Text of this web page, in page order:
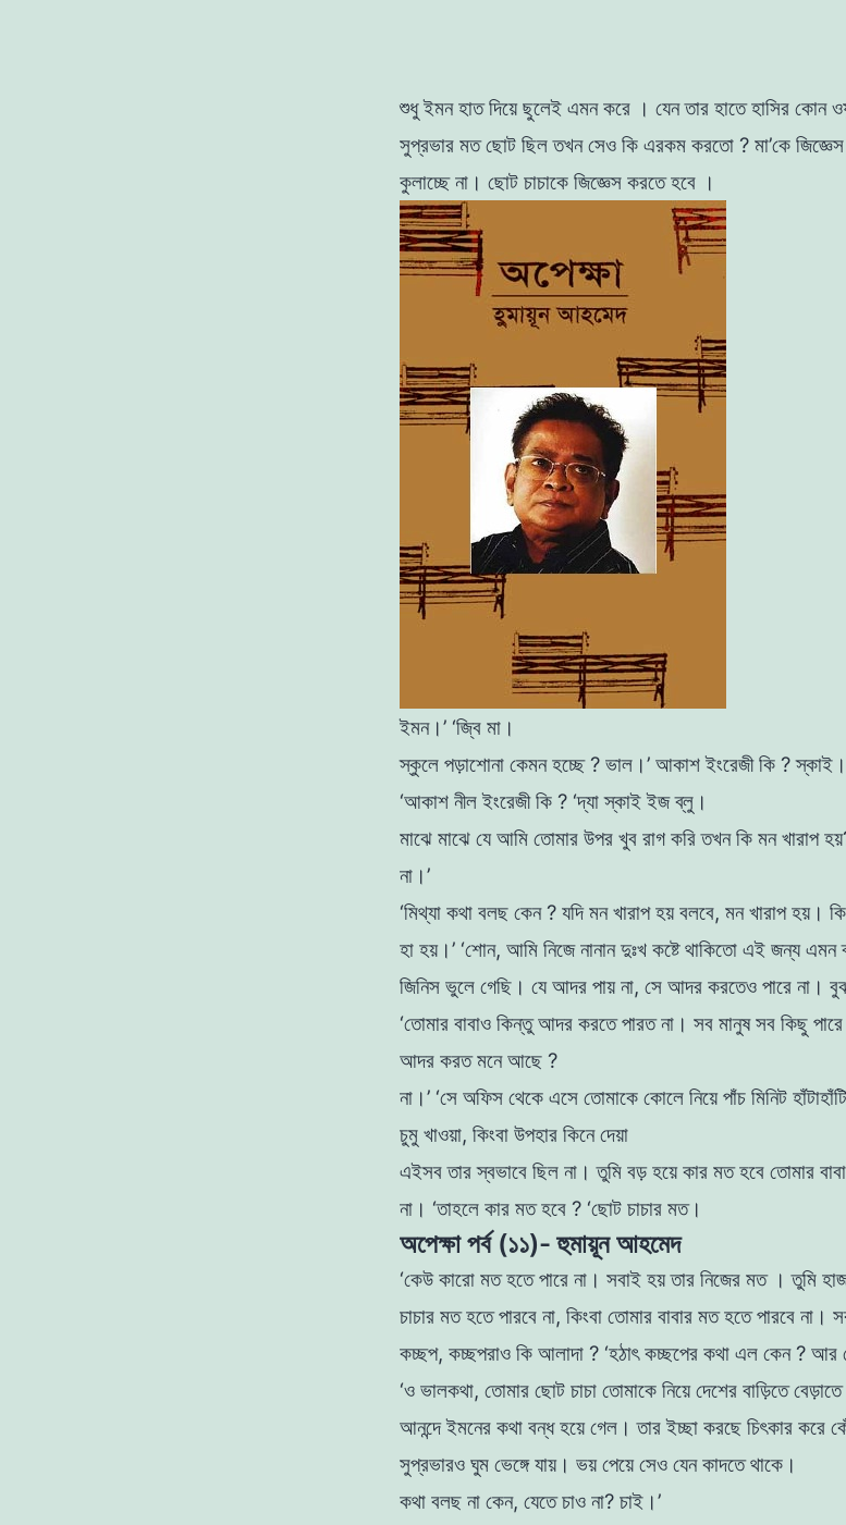
শুধু ইমন হাত দিয়েছুলেই এমন করে । যেন তার হাতে হাসির কোন
সুপ্রভার মত ছােট ছিল তখন সেও কি এরকম করতাে ? মা’কে জিজ্ঞেস
কুলাচ্ছে না। ছােট চাচাকে জিজ্ঞেস করতেহবে ।
ইমন।’ ‘জ্বি মা।
স্কুলে পড়াশােনা কেমন হচ্ছে ? ভাল।’ আকাশ ইংরেজী কি ?স্কাই।
‘আকাশ নীল ইংরেজী কি ? ‘দ্যা স্কাই ইজ ব্লু।
মাঝে মাঝে যে আমি তােমার উপর খুব রাগ করি তখন কি মনখারাপ
না।’
‘মিথ্যা কথা বলছ কেন ? যদি মন খারাপ হয় বলবে, মন খারাপ হয়।
হা হয়।’ ‘শােন, আমি নিজে নানান দুঃখ কষ্টে থাকিতাে এই জন্য এমন
জিনিস ভুলে গেছি। যে আদর পায় না, সে আদর করতেও পারে না।
‘তােমার বাবাও কিন্তু আদর করতে পারত না। সব মানুষ সব কিছু পারে
আদর করত মনে আছে ?
না।’ ‘সে অফিস থেকে এসে তােমাকে কোলে নিয়ে পাঁচ মিনিট হাঁটাহাঁটি
চুমু খাওয়া, কিংবা উপহার কিনে দেয়া
এইসব তার স্বভাবে ছিল না। তুমি বড় হয়ে কার মত হবে তােমার
না। ‘তাহলে কার মত হবে ? ‘ছােট চাচার মত।
অপেক্ষা পর্ব (১১)- হুমায়ূন আহমেদ
‘কেউ কারাে মত হতে পারে না। সবাই হয় তার নিজের মত । তুমি
চাচার মত হতে পারবে না, কিংবা তােমার বাবার মত হতে পারবে না।
কচ্ছপ, কচ্ছপরাও কি আলাদা ? ‘হঠাৎ কচ্ছপের কথা এল কেন ? আর
‘ও ভালকথা, তােমার ছােট চাচা তােমাকে নিয়ে দেশের বাড়িতে বেড়াতে
আনন্দে ইমনের কথা বন্ধ হয়ে গেল। তার ইচ্ছা করছে চিৎকার করে
সুপ্রভারও ঘুম ভেঙ্গে যায়। ভয় পেয়ে সেও যেন কাদতে থাকে।
কথা বলছ না কেন, যেতে চাও না? চাই।’